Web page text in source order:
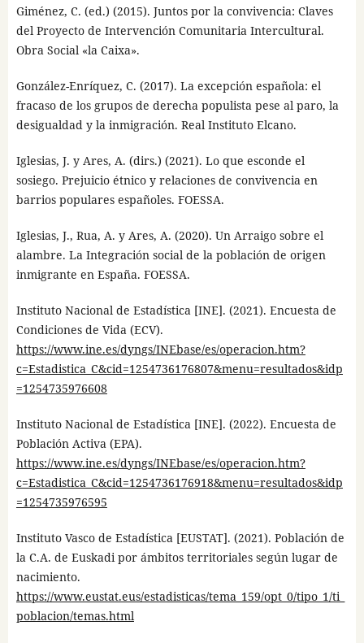
Giménez, C. (ed.) (2015). Juntos por la convivencia: Claves
del Proyecto de Intervención Comunitaria Intercultural.
Obra Social «la Caixa».
González-Enríquez, C. (2017). La excepción española: el
fracaso de los grupos de derecha populista pese al paro, la
desigualdad y la inmigración. Real Instituto Elcano.
Iglesias, J. y Ares, A. (dirs.) (2021). Lo que esconde el
sosiego. Prejuicio étnico y relaciones de convivencia en
barrios populares españoles. FOESSA.
Iglesias, J., Rua, A. y Ares, A. (2020). Un Arraigo sobre el
alambre. La Integración social de la población de origen
inmigrante en España. FOESSA.
Instituto Nacional de Estadística [INE]. (2021). Encuesta de
Condiciones de Vida (ECV).
https://www.ine.es/dyngs/INEbase/es/operacion.htm?
c=Estadistica_C&cid=1254736176807&menu=resultados&idp
=1254735976608
Instituto Nacional de Estadística [INE]. (2022). Encuesta de
Población Activa (EPA).
https://www.ine.es/dyngs/INEbase/es/operacion.htm?
c=Estadistica_C&cid=1254736176918&menu=resultados&idp
=1254735976595
Instituto Vasco de Estadística [EUSTAT]. (2021). Población de
la C.A. de Euskadi por ámbitos territoriales según lugar de
nacimiento.
https://www.eustat.eus/estadisticas/tema_159/opt_0/tipo_1/ti_
poblacion/temas.html